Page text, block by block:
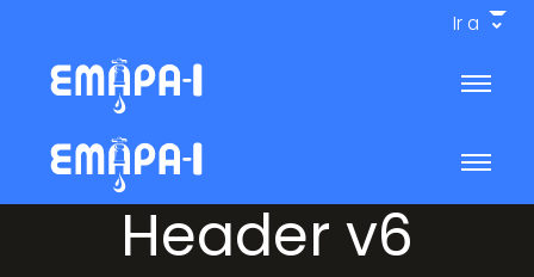
Ir a
Header v6